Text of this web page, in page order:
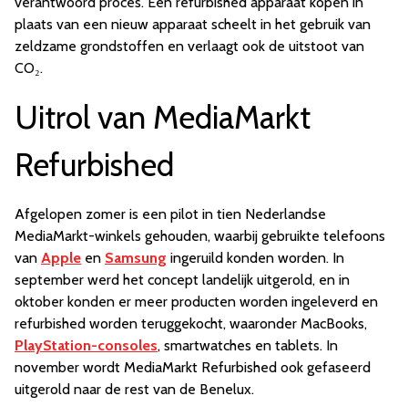
plaats van een nieuw apparaat scheelt in het gebruik van
zeldzame grondstoffen en verlaagt ook de uitstoot van
CO₂.
Uitrol van MediaMarkt
Refurbished
Afgelopen zomer is een pilot in tien Nederlandse
MediaMarkt-winkels gehouden, waarbij gebruikte telefoons
van Apple en Samsung ingeruild konden worden. In
september werd het concept landelijk uitgerold, en in
oktober konden er meer producten worden ingeleverd en
refurbished worden teruggekocht, waaronder MacBooks,
PlayStation-consoles, smartwatches en tablets. In
november wordt MediaMarkt Refurbished ook gefaseerd
uitgerold naar de rest van de Benelux.